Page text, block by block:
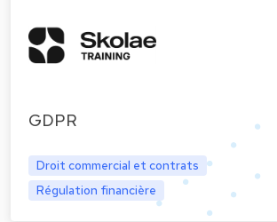
GDPR
Droit commercial et contrats
Régulation financière